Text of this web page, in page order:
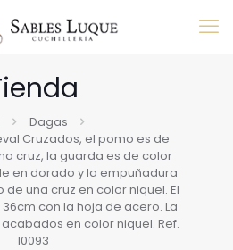
Dagas
Cruzados, el pomo es de
cruz, la guarda es de color
en dorado y la empuñadura
una cruz en color niquel. El
con la hoja de acero. La
en color niquel. Ref.
10093